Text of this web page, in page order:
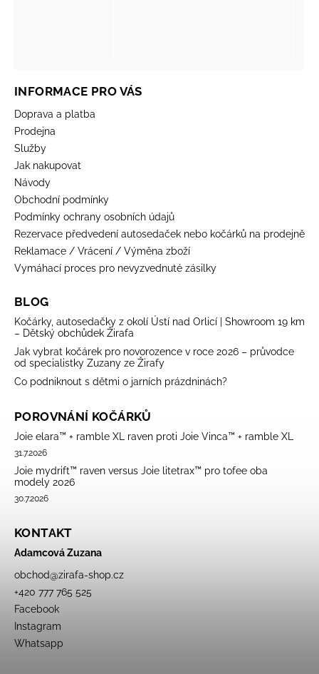
INFORMACE PRO VÁS
Doprava a platba
Prodejna
Služby
Jak nakupovat
Návody
Obchodní podmínky
Podmínky ochrany osobních údajů
Rezervace předvedení autosedaček nebo kočárků na prodejně
Reklamace / Vrácení / Výměna zboží
Vymáhací proces pro nevyzvednuté zásilky
BLOG
Kočárky, autosedačky z okolí Ústí nad Orlicí | Showroom 19 km
– Dětský obchůdek Žirafa
Jak vybrat kočárek pro novorozence v roce 2026 – průvodce
od specialistky Zuzany ze Žirafy
Co podniknout s dětmi o jarních prázdninách?
POROVNÁNÍ KOČÁRKŮ
Joie elara™ + ramble XL raven proti Joie Vinca™ + ramble XL
31.7.2026
Joie mydrift™ raven versus Joie litetrax™ pro tofee oba
modely 2026
30.7.2026
KONTAKT
Adamcová Zuzana
obchod@zirafa-shop.cz
+420 777 765 525
Facebook
Instagram
Whatsapp